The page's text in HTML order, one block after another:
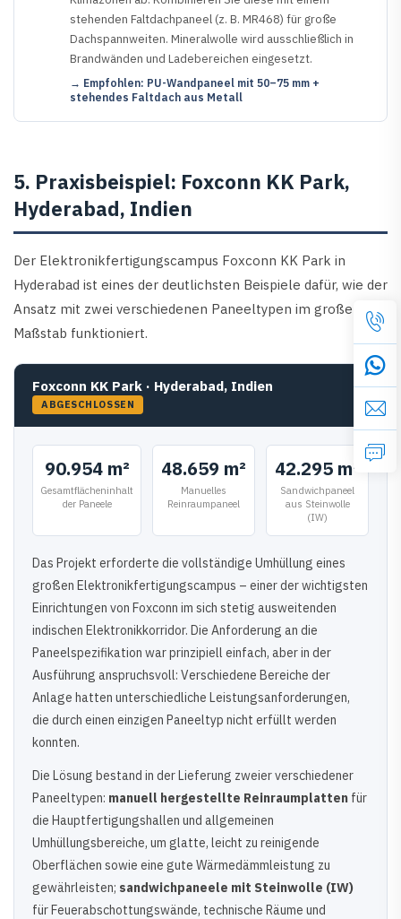
stehenden Faltdachpaneel (z. B. MR468) für große
Dachspannweiten. Mineralwolle wird ausschließlich in
Brandwänden und Ladebereichen eingesetzt.
→ Empfohlen: PU-Wandpaneel mit 50–75 mm +
stehendes Faltdach aus Metall
5. Praxisbeispiel: Foxconn KK Park,
Hyderabad, Indien
Der Elektronikfertigungscampus Foxconn KK Park in
Hyderabad ist eines der deutlichsten Beispiele dafür, wie der
Ansatz mit zwei verschiedenen Paneeltypen im großen
Maßstab funktioniert.
Foxconn KK Park · Hyderabad, Indien
ABGESCHLOSSEN
90.954 m²
Gesamtflächeninhalt
der Paneele
48.659 m²
Manuelles
Reinraumpaneel
42.295 m²
Sandwichpaneel
aus Steinwolle
(IW)
Das Projekt erforderte die vollständige Umhüllung eines
großen Elektronikfertigungscampus – einer der wichtigsten
Einrichtungen von Foxconn im sich stetig ausweitenden
indischen Elektronikkorridor. Die Anforderung an die
Paneelspezifikation war prinzipiell einfach, aber in der
Ausführung anspruchsvoll: Verschiedene Bereiche der
Anlage hatten unterschiedliche Leistungsanforderungen,
die durch einen einzigen Paneeltyp nicht erfüllt werden
konnten.
Die Lösung bestand in der Lieferung zweier verschiedener
Paneeltypen: manuell hergestellte Reinraumplatten für
die Hauptfertigungshallen und allgemeinen
Umhüllungsbereiche, um glatte, leicht zu reinigende
Oberflächen sowie eine gute Wärmedämmleistung zu
gewährleisten; sandwichpaneele mit Steinwolle (IW)
für Feuerabschottungswände, technische Räume und